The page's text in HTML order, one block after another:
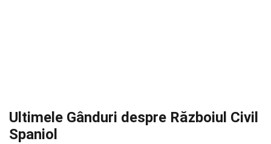
Ultimele Gânduri despre Războiul Civil
Spaniol